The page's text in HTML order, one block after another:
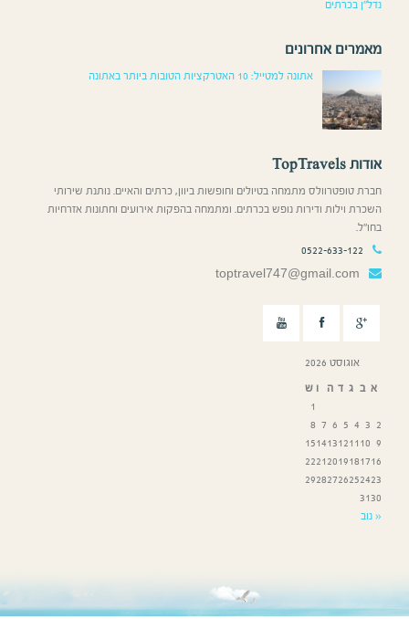
נדל”ן בכרתים
מאמרים אחרונים
אתונה למטייל: 10 האטרקציות הטובות ביותר באתונה
אודות TopTravels
חברת טופטרוולס מתמחה בטיולים וחופשות ביוון, כרתים והאיים. נותנת שירותי
השכרת וילות ודירות נופש בכרתים. ומתמחה בהפקות אירועים וחתונות אזרחיות
בחו”ל.
0522-633-122
toptravel747@gmail.com
אוגוסט 2026
א ב ג ד ה ו ש
1
2
3
4
5
6
7
8
9
10
11
12
13
14
15
16
17
18
19
20
21
22
23
24
25
26
27
28
29
30
31
« נוב